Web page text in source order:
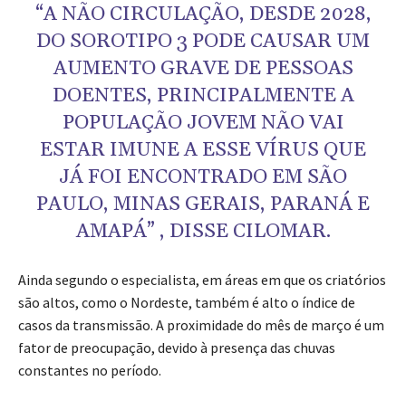
“A NÃO CIRCULAÇÃO, DESDE 2028,
DO SOROTIPO 3 PODE CAUSAR UM
AUMENTO GRAVE DE PESSOAS
DOENTES, PRINCIPALMENTE A
POPULAÇÃO JOVEM NÃO VAI
ESTAR IMUNE A ESSE VÍRUS QUE
JÁ FOI ENCONTRADO EM SÃO
PAULO, MINAS GERAIS, PARANÁ E
AMAPÁ” , DISSE CILOMAR.
Ainda segundo o especialista, em áreas em que os criatórios
são altos, como o Nordeste, também é alto o índice de
casos da transmissão. A proximidade do mês de março é um
fator de preocupação, devido à presença das chuvas
constantes no período.